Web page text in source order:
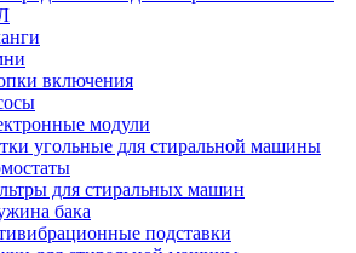
включения
модули
угольные для стиральной машины
для стиральных машин
бака
подставки